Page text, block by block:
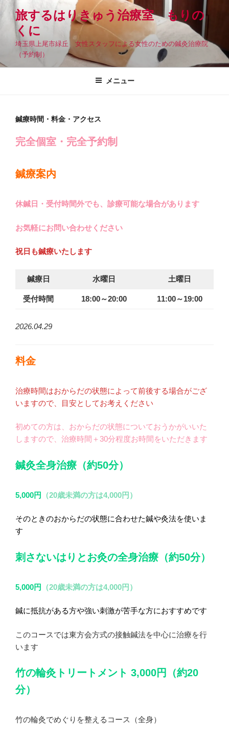
へ
旅するはりきゅう治療室 もりの
くに
埼玉県上尾市緑丘 女性スタッフによる女性のための鍼灸治療院
（予約制）
メニュー
鍼療時間・料金・アクセス
完全個室・完全予約制
鍼療案内
休鍼日・受付時間外でも、診療可能な場合があります
お気軽にお問い合わせください
祝日も鍼療いたします
鍼療日 水曜日 土曜日
受付時間 18:00～20:00 11:00～19:00
2026.04.29
料金
治療時間はおからだの状態によって前後する場合がござ
いますので、目安としてお考えください
初めての方は、おからだの状態についておうかがいいた
しますので、治療時間＋30分程度お時間をいただきます
鍼灸全身治療（約50分）
5,000円 （20歳未満の方は4,000円）
そのときのおからだの状態に合わせた鍼や灸法を使いま
す
刺さないはりとお灸の全身治療（約50分）
5,000円 （20歳未満の方は4,000円）
鍼に抵抗がある方や強い刺激が苦手な方におすすめです
このコースでは東方会方式の接触鍼法を中心に治療を行
います
竹の輪灸トリートメント 3,000円（約20
分）
竹の輪灸でめぐりを整えるコース（全身）